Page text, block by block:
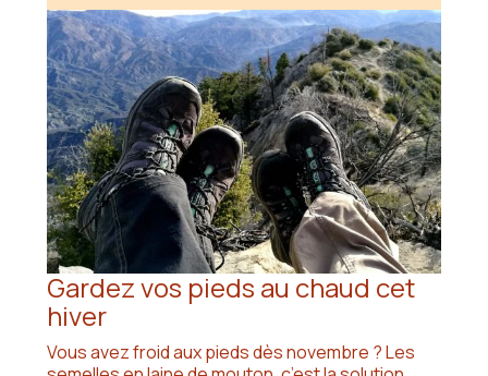
Gardez vos pieds au chaud cet
hiver
Vous avez froid aux pieds dès novembre ? Les